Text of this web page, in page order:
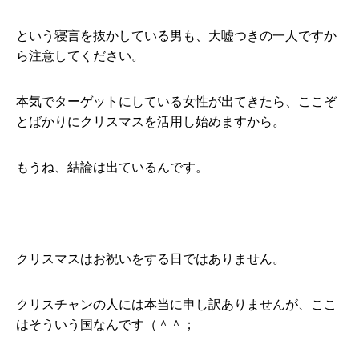
という寝言を抜かしている男も、大嘘つきの一人ですか
ら注意してください。
本気でターゲットにしている女性が出てきたら、ここぞ
とばかりにクリスマスを活用し始めますから。
もうね、結論は出ているんです。
クリスマスはお祝いをする日ではありません。
クリスチャンの人には本当に申し訳ありませんが、ここ
はそういう国なんです（＾＾；